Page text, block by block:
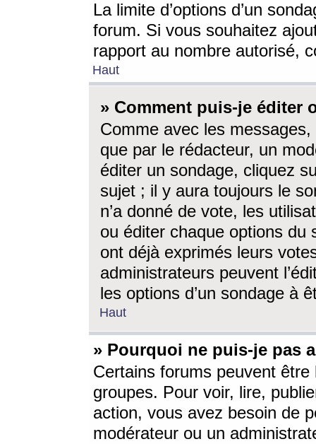
La limite d’options d’un
forum. Si vous souhaitez
rapport au nombre autorisé,
Haut
» Comment puis-je éditer
Comme avec les
que par le rédacteur, un
éditer un sondage, cliquez
sujet ; il y aura toujours le
n’a donné de vote, les
ou éditer chaque options du
ont déjà exprimés leurs
administrateurs peuvent
les options d’un sondage à
Haut
» Pourquoi ne puis-je pas
Certains forums peuvent être
groupes. Pour voir, lire,
action, vous avez besoin de
modérateur ou un